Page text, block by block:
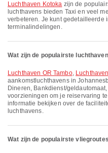
Luchthaven Kotoka zijn de
luchthavens bieden Taxi en veel
verbeteren. Je kunt gedetailleerde
terminalindelingen.
Wat zijn de populairste
Luchthaven OR Tambo,
aankomstluchthavens in
Dineren, Bankdienst/
voorzieningen om je reiservaring
informatie bekijken over de
luchthavens.
Wat zijn de populairste